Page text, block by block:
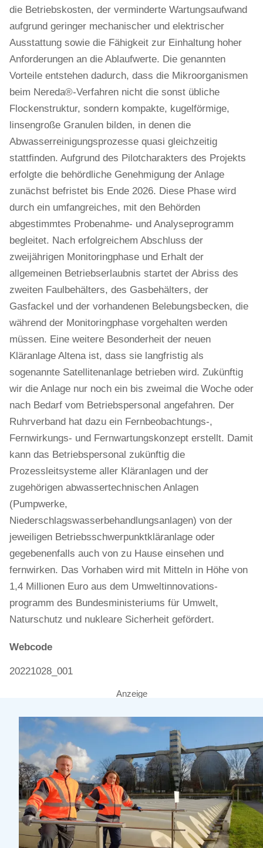
die Betriebskosten, der verminderte Wartungsaufwand
aufgrund geringer mechanischer und elektrischer
Ausstattung sowie die Fähigkeit zur Einhaltung hoher
Anforderungen an die Ablaufwerte. Die genannten
Vorteile entstehen dadurch, dass die Mikroorganismen
beim Nereda®-Verfahren nicht die sonst übliche
Flockenstruktur, sondern kompakte, kugelförmige,
linsengroße Granulen bilden, in denen die
Abwasserreinigungsprozesse quasi gleichzeitig
stattfinden. Aufgrund des Pilotcharakters des Projekts
erfolgte die behördliche Genehmigung der Anlage
zunächst befristet bis Ende 2026. Diese Phase wird
durch ein umfangreiches, mit den Behörden
abgestimmtes Probenahme- und Analyseprogramm
begleitet. Nach erfolgreichem Abschluss der
zweijährigen Monitoringphase und Erhalt der
allgemeinen Betriebserlaubnis startet der Abriss des
zweiten Faulbehälters, des Gasbehälters, der
Gasfackel und der vorhandenen Belebungsbecken, die
während der Monitoringphase vorgehalten werden
müssen. Eine weitere Besonderheit der neuen
Kläranlage Altena ist, dass sie langfristig als
sogenannte Satellitenanlage betrieben wird. Zukünftig
wir die Anlage nur noch ein bis zweimal die Woche oder
nach Bedarf vom Betriebspersonal angefahren. Der
Ruhrverband hat dazu ein Fernbeobachtungs-,
Fernwirkungs- und Fernwartungskonzept erstellt. Damit
kann das Betriebspersonal zukünftig die
Prozessleitsysteme aller Kläranlagen und der
zugehörigen abwassertechnischen Anlagen
(Pumpwerke,
Niederschlagswasserbehandlungsanlagen) von der
jeweiligen Betriebsschwerpunktkläranlage oder
gegebenenfalls auch von zu Hause einsehen und
fernwirken. Das Vorhaben wird mit Mitteln in Höhe von
1,4 Millionen Euro aus dem Umweltinnovations-
programm des Bundesministeriums für Umwelt,
Naturschutz und nukleare Sicherheit gefördert.
Webcode
20221028_001
Anzeige